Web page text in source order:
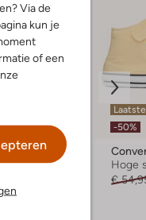
Via de
kun je
of een
-50%
Hoge
€